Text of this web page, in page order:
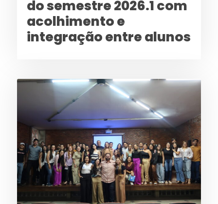
do semestre 2026.1 com
acolhimento e
integração entre alunos